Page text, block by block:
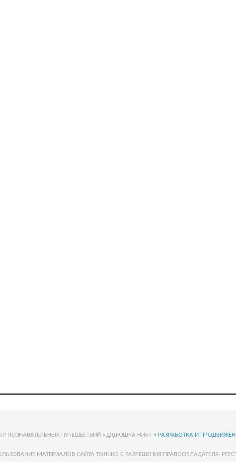
ПОЗНАВАТЕЛЬНЫХ ПУТЕШЕСТВИЙ «ДЯДЮШКА НИК» • РАЗРАБОТКА И
МАТЕРИАЛОВ САЙТА ТОЛЬКО С РАЗРЕШЕНИЯ ПРАВООБЛАДАТЕЛЯ.